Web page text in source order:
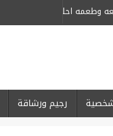
احلى من كبار المحلات
رجيم ورشاقة